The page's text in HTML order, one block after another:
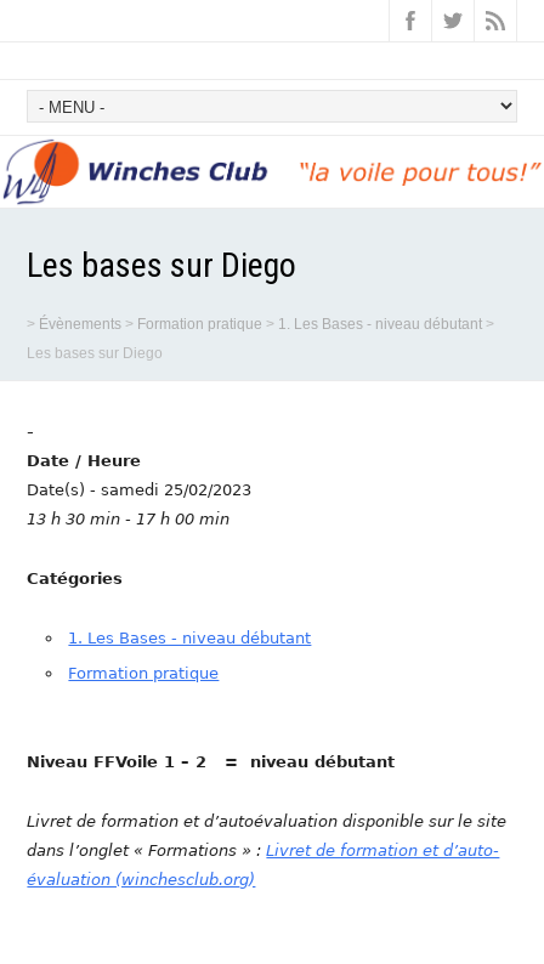
Les bases sur Diego
> Évènements > Formation pratique > 1. Les Bases - niveau débutant >
Les bases sur Diego
-
Date / Heure
Date(s) - samedi 25/02/2023
13 h 30 min - 17 h 00 min
Catégories
1. Les Bases - niveau débutant
Formation pratique
Niveau FFVoile 1 – 2 = niveau débutant
Livret de formation et d’autoévaluation disponible sur le site
dans l’onglet « Formations » :Livret de formation et d’auto-
évaluation (winchesclub.org)